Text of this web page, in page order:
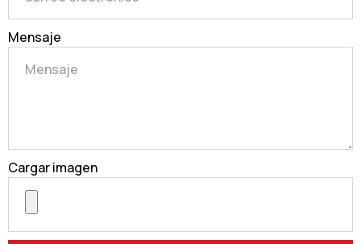
Mensaje
Cargar imagen